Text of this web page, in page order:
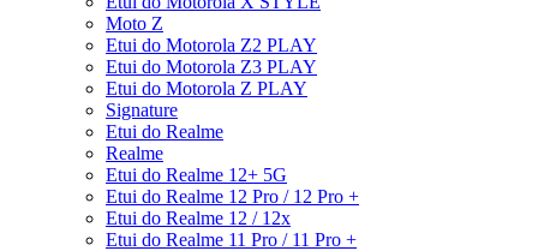
Moto Z
Etui do Motorola Z2 PLAY
Etui do Motorola Z3 PLAY
Etui do Motorola Z PLAY
Signature
Etui do Realme
Realme
Etui do Realme 12+ 5G
Etui do Realme 12 Pro / 12 Pro +
Etui do Realme 12 / 12x
Etui do Realme 11 Pro / 11 Pro +